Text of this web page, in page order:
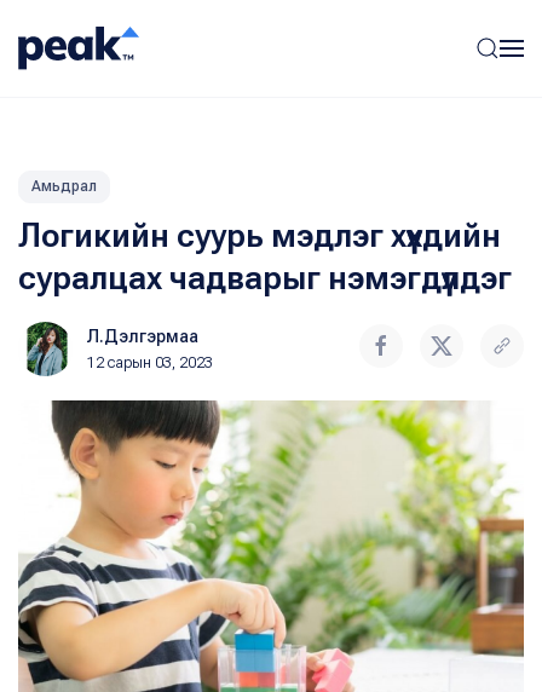
Амьдрал
Логикийн суурь мэдлэг хүүхдийн
суралцах чадварыг нэмэгдүүлдэг
Л.Дэлгэрмаа
12 сарын 03, 2023